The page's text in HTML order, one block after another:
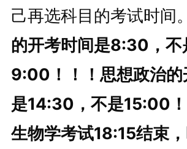
己再选科目的考试时间。
的开考时间是8:30，不
9:00！！！思想政治的
是14:30，不是15:00
生物学考试18:15结束